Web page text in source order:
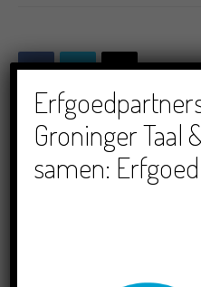
LEES VERDER LEES
Groninger Taal
samen: